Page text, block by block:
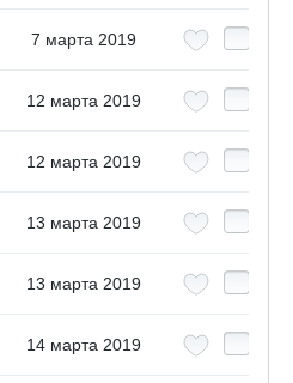
7 марта 2019
12 марта 2019
12 марта 2019
13 марта 2019
13 марта 2019
14 марта 2019